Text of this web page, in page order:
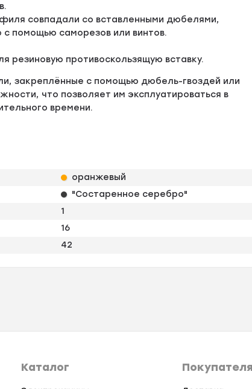
совпадали со вставленными дюбелями,
с помощью саморезов или винтов.
резиновую противоскользящую вставку.
закреплённые с помощью дюбель-гвоздей или
что позволяет им эксплуатироваться в
времени.
оранжевый
"Состаренное серебро"
1
16
42
Каталог